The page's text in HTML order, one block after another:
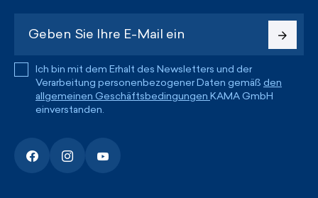
Ich bin mit dem Erhalt des Newsletters und der
Verarbeitung personenbezogener Daten gemäß den
allgemeinen Geschäftsbedingungen KAMA GmbH
einverstanden.